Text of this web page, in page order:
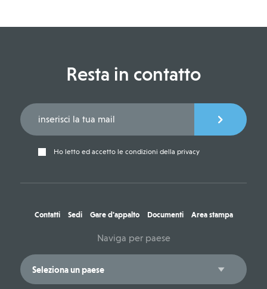
Resta in contatto
Ho letto ed accetto le condizioni della privacy
Contatti Sedi Gare d'appalto Documenti Area stampa
Naviga per paese